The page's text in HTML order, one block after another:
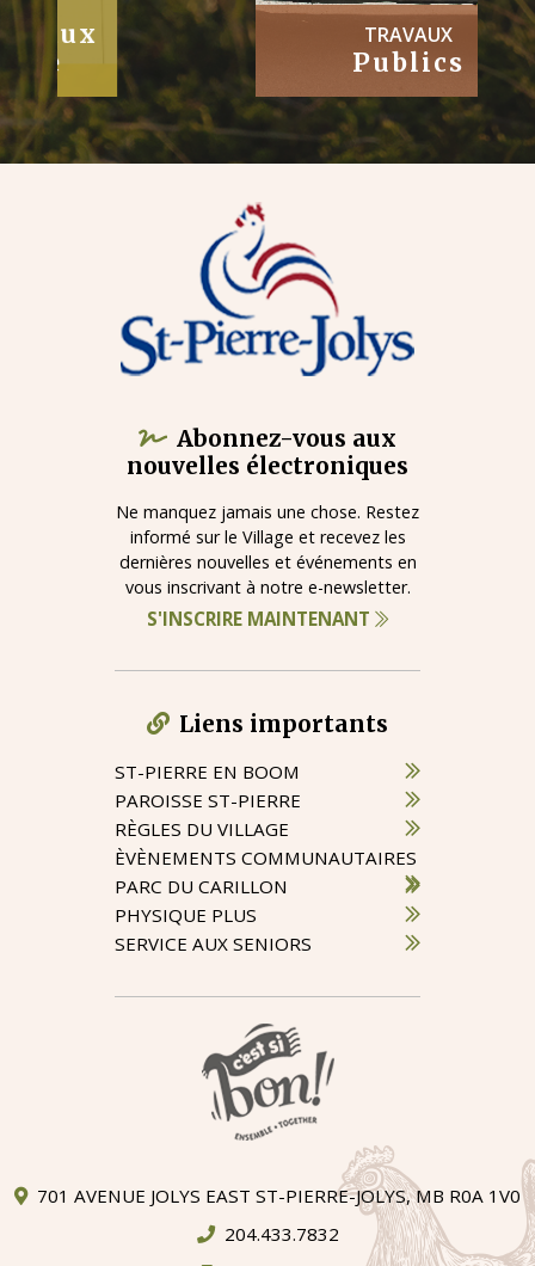
TRAVAUX
Abonnez-vous aux
nouvelles électroniques
Ne manquez jamais une chose. Restez
informé sur le Village et recevez les
dernières nouvelles et événements en
vous inscrivant à notre e-newsletter.
S'INSCRIRE MAINTENANT
Liens importants
ST-PIERRE EN BOOM
PAROISSE ST-PIERRE
RÈGLES DU VILLAGE
ÈVÈNEMENTS COMMUNAUTAIRES
PARC DU CARILLON
PHYSIQUE PLUS
SERVICE AUX SENIORS
701 AVENUE JOLYS EAST ST-PIERRE-JOLYS, MB R0A 1V0
204.433.7832